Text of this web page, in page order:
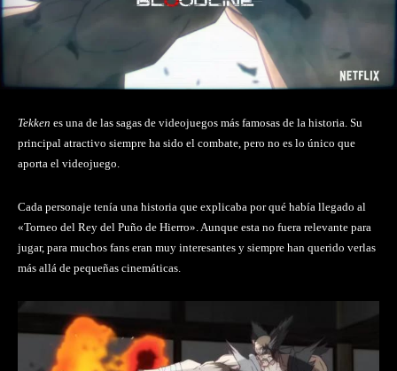
Tekken es una de las sagas de videojuegos más famosas de la historia. Su
principal atractivo siempre ha sido el combate, pero no es lo único que
aporta el videojuego.
Cada personaje tenía una historia que explicaba por qué había llegado al
«Torneo del Rey del Puño de Hierro». Aunque esta no fuera relevante para
jugar, para muchos fans eran muy interesantes y siempre han querido verlas
más allá de pequeñas cinemáticas.